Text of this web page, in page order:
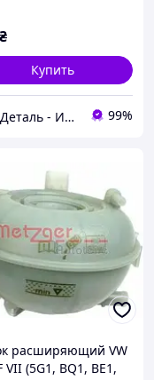
₴
Купить
АвтоДеталь - Интернет-магазин запчастей 99%
расширяющий VW
VII (5G1, BQ1, BE1,